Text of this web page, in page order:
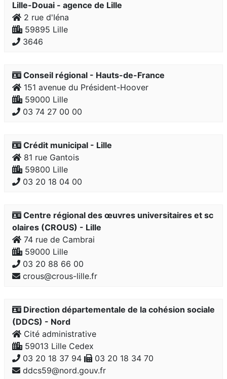
Lille-Douai - agence de Lille
2 rue d'Iéna
59895 Lille
3646
Conseil régional - Hauts-de-France
151 avenue du Président-Hoover
59000 Lille
03 74 27 00 00
Crédit municipal - Lille
81 rue Gantois
59800 Lille
03 20 18 04 00
Centre régional des œuvres universitaires et sc
olaires (CROUS) - Lille
74 rue de Cambrai
59000 Lille
03 20 88 66 00
crous@crous-lille.fr
Direction départementale de la cohésion sociale
(DDCS) - Nord
Cité administrative
59013 Lille Cedex
03 20 18 37 94
03 20 18 34 70
ddcs59@nord.gouv.fr